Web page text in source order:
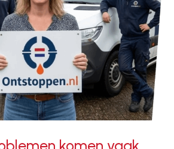
komen vaak